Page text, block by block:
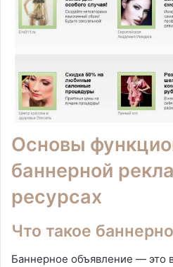
Основы
баннерной
ресурсах
Что такое
Баннерное объявление — это